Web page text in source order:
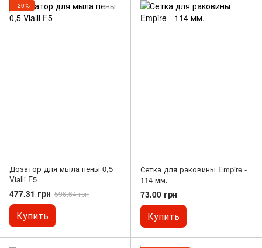
−20%
Дозатор для мыла пены 0,5
Vialli F5
477.31 грн 596.64 грн
Купить
Сетка для раковины Empire -
114 мм.
73.00 грн
Купить